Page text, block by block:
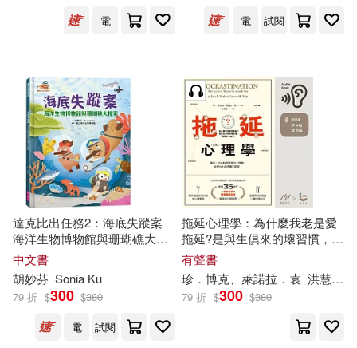
保健(610) 設計文具(5023)
無印良品(211) 星巴克(495)
日用清潔(304)
休閒生活(1196)
婦幼生活(1974)
餐廚生活(2411)
電子票證(186)
根華編輯部(184)
手塚治虫(125)
深圳市騰訊計算機系統有限公司(10
（美）馬克·吐溫(98)
望月いく(96) 紅月りと。(96)
加藤元浩(86)
（古希臘）柏拉圖(77)
展開
出版社 (可複選)
SONY MUSIC(1347)
Universal(1221) 東立(878)
人民出版社(762)
Warner Classics(713)
Deutsche Grammophon(702)
展開
配送方式 (可複選)
電
電
試閱
達克比出任務2：海底失蹤案
海洋生物博物館與珊瑚礁大搜
索
中文書
胡妙芬 Sonia Ku
79 折 $300 $380
電
試閱
拖延心理學：為什麼我老是愛
拖延?是與生俱來的壞習慣，還
是身不由己? (有聲書)
有聲書
珍． 博克 、萊諾拉．袁 洪慧芳
79 折 $300 $380